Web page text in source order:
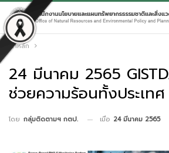
หน้าหลัก
24 มีนาคม 2565
ช่วยความร้อนทั้งประเท
โดย กลุ่มติดตามฯ กตป. เมื่อ 24 มีนาคม 2565